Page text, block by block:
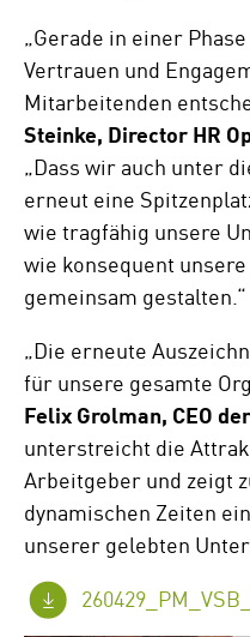
„Gerade in einer
Vertrauen und
Mitarbeitenden
Steinke, Director HR
„Dass wir auch unter
erneut eine
wie tragfähig unsere
wie konsequent unsere
gemeinsam gestalten.“
„Die erneute
für unsere gesamte
Felix Grolman, CEO
unterstreicht die
Arbeitgeber und zeigt
dynamischen Zeiten
unserer gelebten